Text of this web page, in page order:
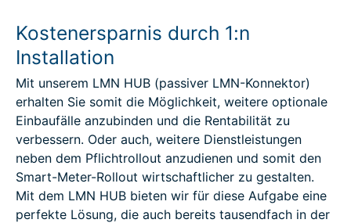
Kostenersparnis durch 1:n
Installation
Mit unserem LMN HUB (passiver LMN-Konnektor)
erhalten Sie somit die Möglichkeit, weitere optionale
Einbaufälle anzubinden und die Rentabilität zu
verbessern. Oder auch, weitere Dienstleistungen
neben dem Pflichtrollout anzudienen und somit den
Smart-Meter-Rollout wirtschaftlicher zu gestalten.
Mit dem LMN HUB bieten wir für diese Aufgabe eine
perfekte Lösung, die auch bereits tausendfach in der